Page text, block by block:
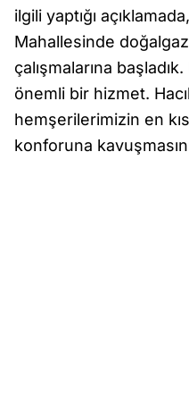
ilgili yaptığı
Mahallesinde
çalışmalarına
önemli bir hizmet.
hemşerilerimizin en
konforuna